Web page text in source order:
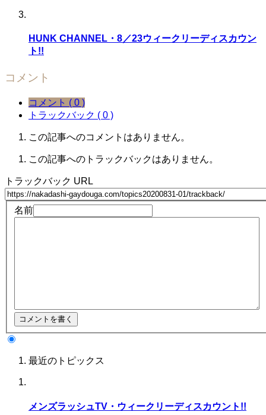
HUNK CHANNEL・8／23ウィークリーディスカウン
ト!!
コメント
コメント ( 0 )
トラックバック ( 0 )
この記事へのコメントはありません。
この記事へのトラックバックはありません。
トラックバック URL
名前
最近のトピックス
メンズラッシュTV・ウィークリーディスカウント!!